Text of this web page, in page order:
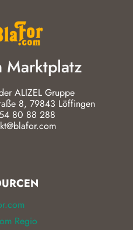
Marktplatz
ALIZEL Gruppe
8, 79843 Löffingen
80 88 288
Regio